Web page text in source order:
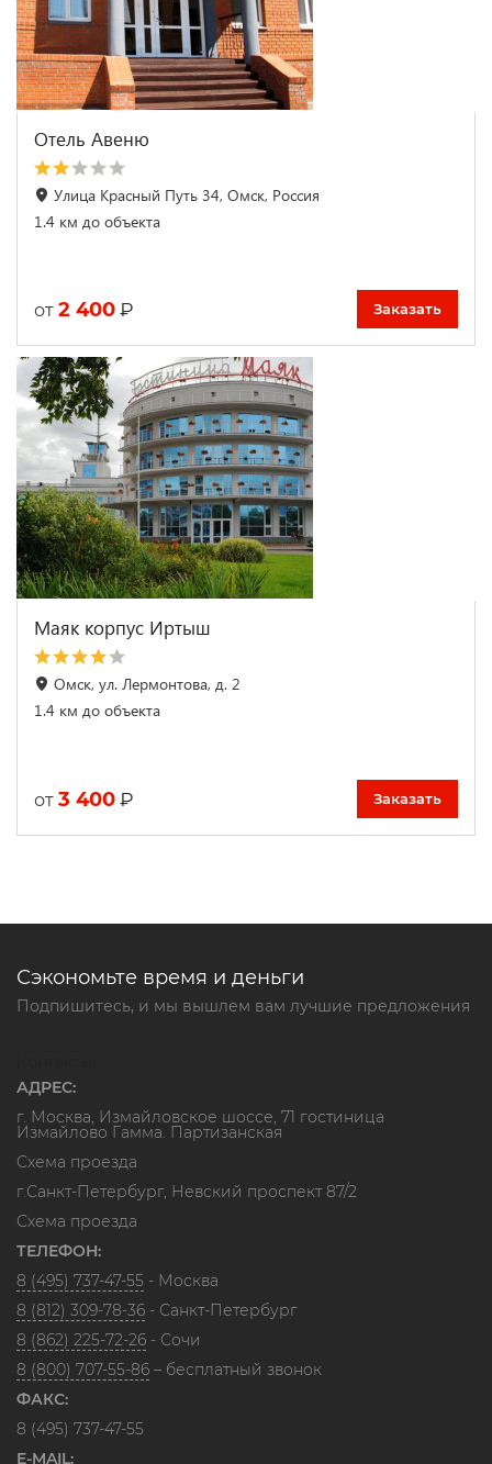
Отель Авеню
Улица Красный Путь 34, Омск, Россия
1.4 км до объекта
от 2 400 ₽ Заказать
Маяк корпус Иртыш
Омск, ул. Лермонтова, д. 2
1.4 км до объекта
от 3 400 ₽ Заказать
Сэкономьте время и деньги
Подпишитесь, и мы вышлем вам лучшие предложения
АДРЕС:
г. Москва, Измайловское шоссе, 71 гостиница
Измайлово Гамма. Партизанская
Схема проезда
г.Санкт-Петербург, Невский проспект 87/2
Схема проезда
ТЕЛЕФОН:
8 (495) 737-47-55 - Москва
8 (812) 309-78-36 - Санкт-Петербург
8 (862) 225-72-26 - Сочи
8 (800) 707-55-86 – бесплатный звонок
ФАКС:
8 (495) 737-47-55
E-MAIL: